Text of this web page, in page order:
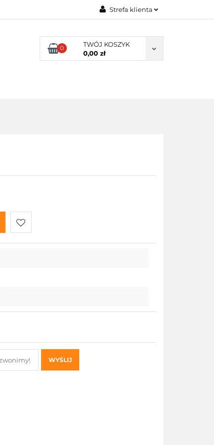
Strefa klienta
Załóż konto
Dodaj zgłoszenie
0
TWÓJ KOSZYK
0,00 zł
Do
WYŚLIJ